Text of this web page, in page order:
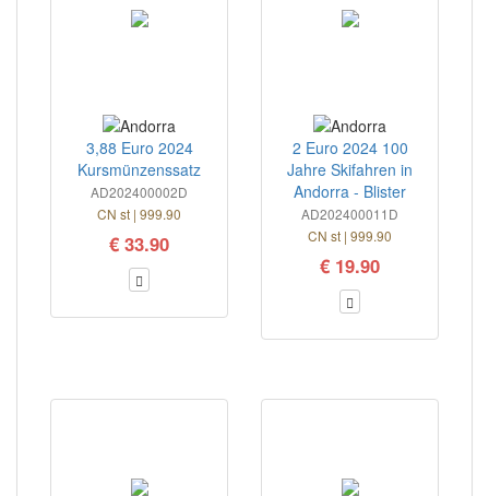
3,88 Euro 2024
Kursmünzenssatz
AD202400002D
CN st | 999.90
€ 33.90
2 Euro 2024 100
Jahre Skifahren in
Andorra - Blister
AD202400011D
CN st | 999.90
€ 19.90